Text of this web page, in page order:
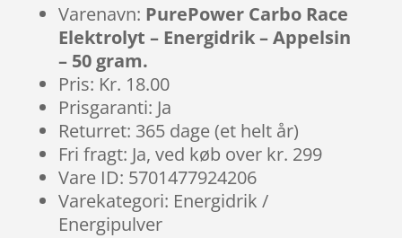
Varenavn: PurePower Carbo Race
Elektrolyt – Energidrik – Appelsin
– 50 gram.
Pris: Kr. 18.00
Prisgaranti: Ja
Returret: 365 dage (et helt år)
Fri fragt: Ja, ved køb over kr. 299
Vare ID: 5701477924206
Varekategori: Energidrik /
Energipulver